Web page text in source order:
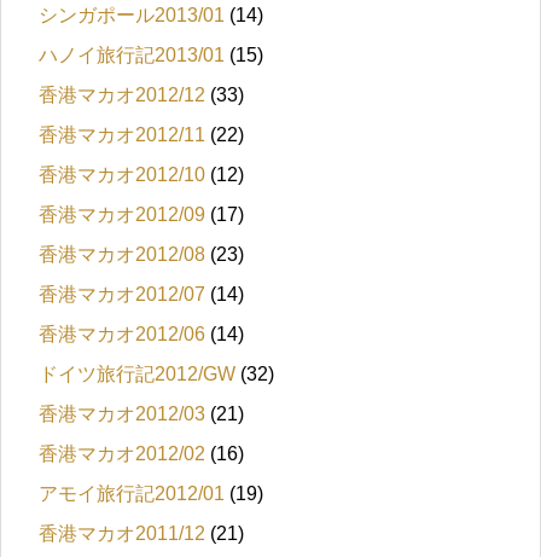
シンガポール2013/01 (14)
ハノイ旅行記2013/01 (15)
香港マカオ2012/12 (33)
香港マカオ2012/11 (22)
香港マカオ2012/10 (12)
香港マカオ2012/09 (17)
香港マカオ2012/08 (23)
香港マカオ2012/07 (14)
香港マカオ2012/06 (14)
ドイツ旅行記2012/GW (32)
香港マカオ2012/03 (21)
香港マカオ2012/02 (16)
アモイ旅行記2012/01 (19)
香港マカオ2011/12 (21)